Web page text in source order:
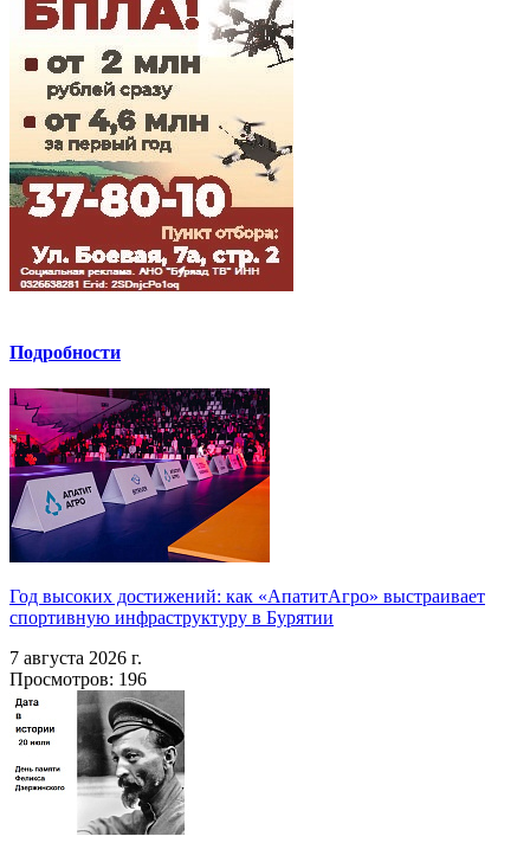
Подробности
Год высоких достижений: как «АпатитАгро» выстраивает
спортивную инфраструктуру в Бурятии
7 августа 2026 г.
Просмотров: 196